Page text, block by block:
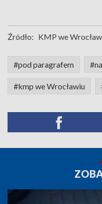
Źródło: KMP we
#pod paragrafem
#kmp we Wrocławiu